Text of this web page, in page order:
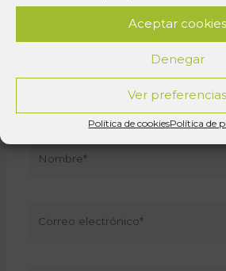
Aceptar cookies
Denegar
Ver preferencias
Política de cookiesPolítica de
electrónico*